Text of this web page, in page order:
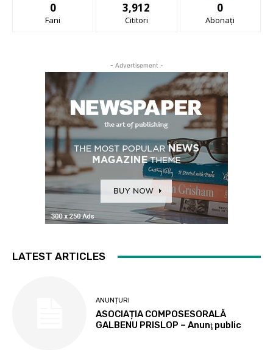
0
Fani
3,912
Cititori
0
Abonați
- Advertisement -
LATEST ARTICLES
ANUNȚURI
ASOCIAȚIA COMPOSESORALĂ
GALBENU PRISLOP – Anunţ public